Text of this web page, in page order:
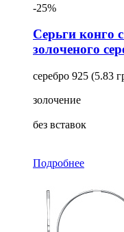
-25%
Серьги конго
золоченого
серебро 925 (5.83
золочение
без вставок
Подробнее